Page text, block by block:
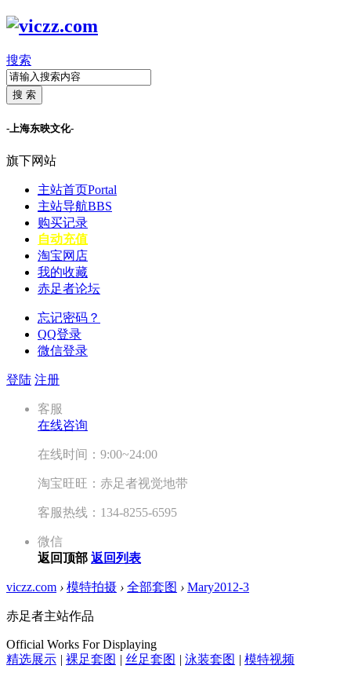
搜索
搜 索
-上海东映文化-
旗下网站
主站首页Portal
主站导航BBS
购买记录
自动充值
淘宝网店
我的收藏
赤足者论坛
忘记密码？
QQ登录
微信登录
登陆 注册
客服
在线咨询
在线时间：9:00~24:00
淘宝旺旺：赤足者视觉地带
客服热线：134-8255-6595
微信
返回顶部 返回列表
viczz.com › 模特拍摄 › 全部套图 › Mary2012-3
赤足者主站作品
Official Works For Displaying
精选展示 | 裸足套图 | 丝足套图 | 泳装套图 | 模特视频